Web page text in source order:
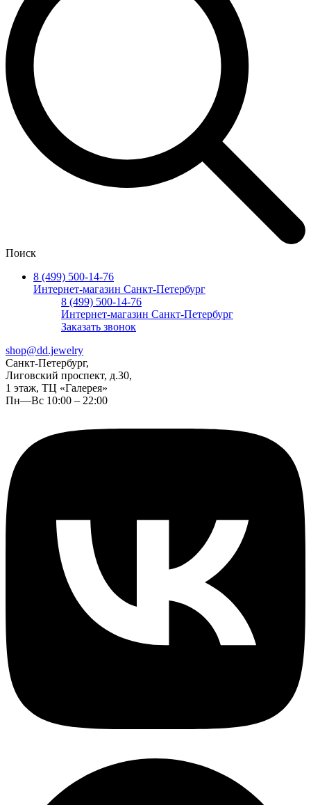
Поиск
8 (499) 500-14-76
Интернет-магазин Санкт-Петербург
8 (499) 500-14-76
Интернет-магазин Санкт-Петербург
Заказать звонок
shop@dd.jewelry
Санкт-Петербург,
Лиговский проспект, д.30,
1 этаж, ТЦ «Галерея»
Пн—Вс 10:00 – 22:00